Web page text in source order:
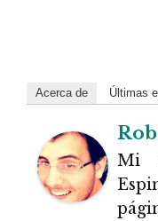
Acerca de Últimas
Mi